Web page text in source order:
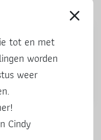
| 50 Hoera | 3 stuks
tot en met
worden
weer
Cindy